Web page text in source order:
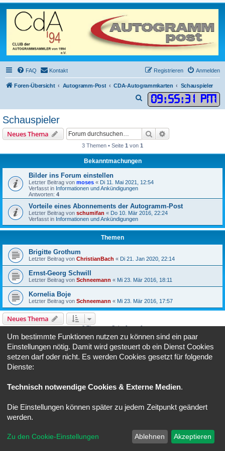
FAQ Kontakt Anmelden
Registrieren
Foren-Übersicht Autogramm-Post CDA-Autogrammkarten Schauspieler
09:55:31 PM
u
h
Schauspieler
Neues Thema Suche
3 Themen • Seite 1 von 1
Bekanntmachungen
Bilder ins Forum einstellen
Letzter Beitrag von moses « Di 11. Mai 2021, 12:54
Verfasst in Informationen und Ankündigungen
Antworten: 4
Vorteile eines Abonnements der Autogramm-Post
Letzter Beitrag von schumifan « Do 10. Mär 2016, 22:24
Verfasst in Informationen und Ankündigungen
Themen
Brigitte Grothum
Letzter Beitrag von ChristianBach « Di 21. Jan 2020, 22:14
Ernst-Georg Schwill
Letzter Beitrag von Schneemann « Mi 23. Mär 2016, 18:11
Kornelia Boje
Letzter Beitrag von Schneemann « Mi 23. Mär 2016, 17:57
Neues Thema
3 Themen • Seite1von1
Gehe zu
BERECHTIGUNGEN IN DIESEM FORUM
Du darfst deine Beiträge in diesem Forumnicht ändern.
Foren-Übersicht Alle Zeiten sindUTC+02:00
® Forum Software © phpBB Limited
Deutsche Übersetzung durchphpBB.de
Um bestimmte Funktionen nutzen zu können sind ein paar
Einstellungen nötig. Damit wird gesteuert ob ein Dienst Cookies
setzen darf oder nicht. Es werden Cookies gesetzt für folgende
Dienste:
Technisch notwendige Cookies & Externe Medien.
Die Einstellungen können später zu jedem Zeitpunkt geändert
werden.
Zu den Cookie-Einstellungen Ablehnen Akzeptieren